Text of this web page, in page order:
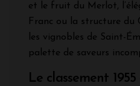
et le fruit du Merlot,
Franc ou la structure du
les vignobles de Saint-
palette de saveurs
Le classement